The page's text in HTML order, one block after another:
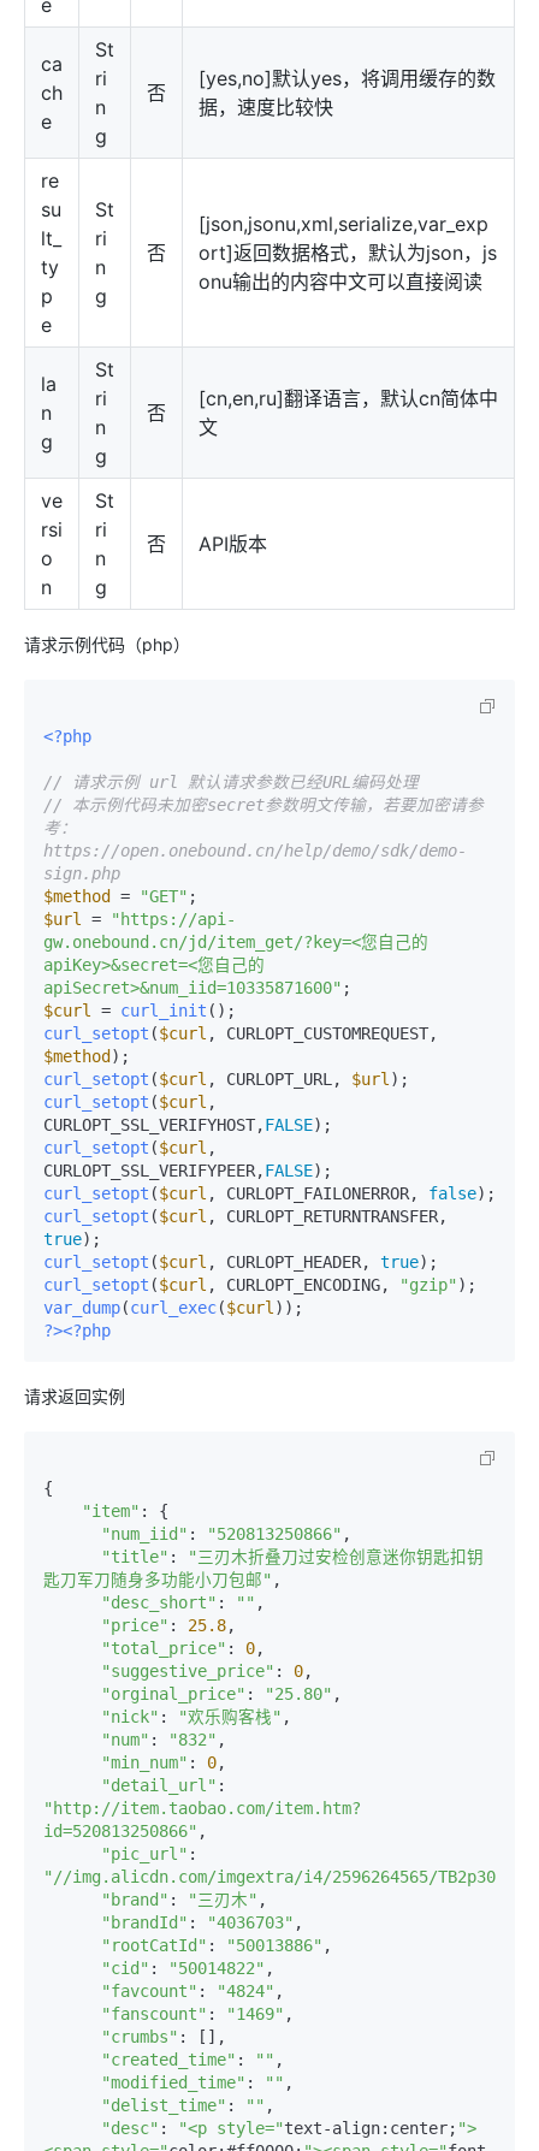
e
ca
ch
e
St
ri
n
g
否
[yes,no]默认yes，将调用缓存的数
据，速度比较快
re
su
lt_
ty
p
e
St
ri
n
g
否
[json,jsonu,xml,serialize,var_exp
ort]返回数据格式，默认为json，js
onu输出的内容中文可以直接阅读
la
n
g
St
ri
n
g
否
[cn,en,ru]翻译语言，默认cn简体中
文
ve
rsi
o
n
St
ri
n
g
否 API版本
请求示例代码（php）
<?php
// 请求示例 url 默认请求参数已经URL编码处理
// 本示例代码未加密secret参数明文传输，若要加密请参
考：
https://open.onebound.cn/help/demo/sdk/demo-
sign.php
$method
= "GET"
$url
=
"https://api-
gw.onebound.cn/jd/item_get/?key=<您自己的
apiKey>&secret=<您自己的
apiSecret>&num_iid=10335871600"
$curl
= curl_init
curl_setopt ($curl
$method
curl_setopt ($curl , CURLOPT_URL, $url
curl_setopt ($curl ,
CURLOPT_SSL_VERIFYHOST,FALSE
curl_setopt ($curl ,
CURLOPT_SSL_VERIFYPEER,FALSE
curl_setopt ($curl , CURLOPT_FAILONERROR, false
curl_setopt ($curl
true
curl_setopt ($curl , CURLOPT_HEADER, true
curl_setopt ($curl , CURLOPT_ENCODING, "gzip"
var_dump(curl_exec($curl
?><?php
请求返回实例
{
"item" : {
"num_iid" : "520813250866" ,
"title" :
"三刃木折叠刀过安检创意迷你钥匙扣钥
匙刀军刀随身多功能小刀包邮" ,
"desc_short" : "" ,
"price" : 25.8,
"total_price" : 0,
"suggestive_price" : 0,
"orginal_price" : "25.80" ,
"nick" : "欢乐购客栈" ,
"num" : "832" ,
"min_num" : 0,
"detail_url"
"http://item.taobao.com/item.htm?
id=520813250866" ,
"pic_url"
"//img.alicdn.com/imgextra/i4/2596264565/
"brand" : "三刃木" ,
"brandId" : "4036703" ,
"rootCatId" : "50013886" ,
"cid" : "50014822" ,
"favcount" : "4824" ,
"fanscount" : "1469" ,
"crumbs" : [],
"created_time" : "" ,
"modified_time" : "" ,
"delist_time" : "" ,
"desc" : "<p style="text-align:center; ">